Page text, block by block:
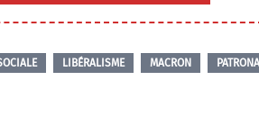
LIBÉRALISME MACRON